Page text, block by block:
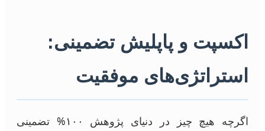
اکسپت و پاپلیش تضمینی:
استراتژی‌های موفقیت
اگرچه هیچ چیز در دنیای پژوهش ۱۰۰% تضمینی